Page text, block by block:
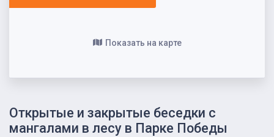
Открытые и закрытые беседки с
мангалами в лесу в Парке Победы
Показать на карте